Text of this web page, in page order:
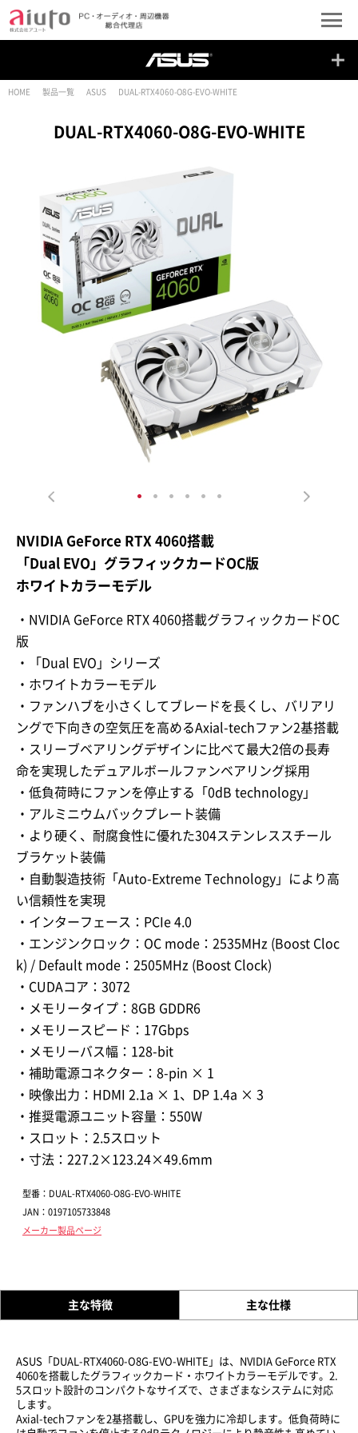
HOME 製品一覧 ASUS DUAL-RTX4060-O8G-EVO-WHITE
DUAL-RTX4060-O8G-EVO-WHITE
NVIDIA GeForce RTX 4060搭載
「Dual EVO」グラフィックカードOC版
ホワイトカラーモデル
・NVIDIA GeForce RTX 4060搭載グラフィックカードOC
版
・「Dual EVO」シリーズ
・ホワイトカラーモデル
・ファンハブを小さくしてブレードを長くし、バリアリ
ングで下向きの空気圧を高めるAxial-techファン2基搭載
・スリーブベアリングデザインに比べて最大2倍の長寿
命を実現したデュアルボールファンベアリング採用
・低負荷時にファンを停止する「0dB technology」
・アルミニウムバックプレート装備
・より硬く、耐腐食性に優れた304ステンレススチール
ブラケット装備
・自動製造技術「Auto-Extreme Technology」により高
い信頼性を実現
・インターフェース：PCIe 4.0
・エンジンクロック：OC mode：2535MHz (Boost Cloc
k) / Default mode：2505MHz (Boost Clock)
・CUDAコア：3072
・メモリータイプ：8GB GDDR6
・メモリースピード：17Gbps
・メモリーバス幅：128-bit
・補助電源コネクター：8-pin × 1
・映像出力：HDMI 2.1a × 1、DP 1.4a × 3
・推奨電源ユニット容量：550W
・スロット：2.5スロット
・寸法：227.2×123.24×49.6mm
型番：DUAL-RTX4060-O8G-EVO-WHITE
JAN：0197105733848
メーカー製品ページ
主な特徴 主な仕様
ASUS「DUAL-RTX4060-O8G-EVO-WHITE」は、NVIDIA GeForce RTX
4060を搭載したグラフィックカード・ホワイトカラーモデルです。2.
5スロット設計のコンパクトなサイズで、さまざまなシステムに対応
します。
Axial-techファンを2基搭載し、GPUを強力に冷却します。低負荷時に